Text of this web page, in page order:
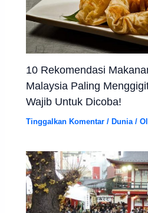
10 Rekomendasi
Malaysia Paling
Wajib Untuk Dicoba!
Tinggalkan Komentar / Dunia/